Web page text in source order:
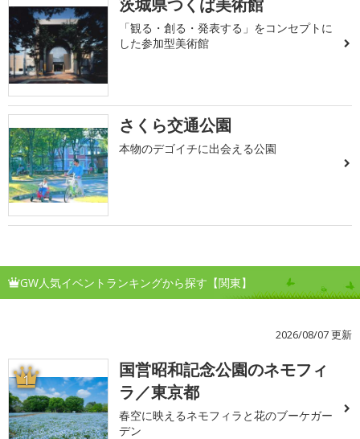
茨城県つくば美術館
「観る・創る・発表する」をコンセプトに
した参加型美術館
さくら交通公園
本物のデゴイチに出会える公園
GW人気イベントランキングから探す【関東】
2026/08/07 更新
1
国営昭和記念公園のネモフィ
ラ／東京都
春空に映えるネモフィラと花のブーケガー
デン